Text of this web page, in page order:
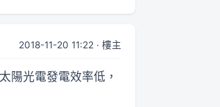
2018-11-20 11:22 · 樓主
陽光電發電效率低，